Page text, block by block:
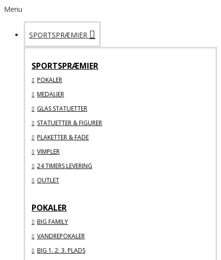
Menu
SPORTSPRÆMIER
SPORTSPRÆMIER
POKALER
MEDALJER
GLAS STATUETTER
STATUETTER & FIGURER
PLAKETTER & FADE
VIMPLER
24 TIMERS LEVERING
OUTLET
POKALER
BIG FAMILY
VANDREPOKALER
BIG 1. 2. 3. PLADS